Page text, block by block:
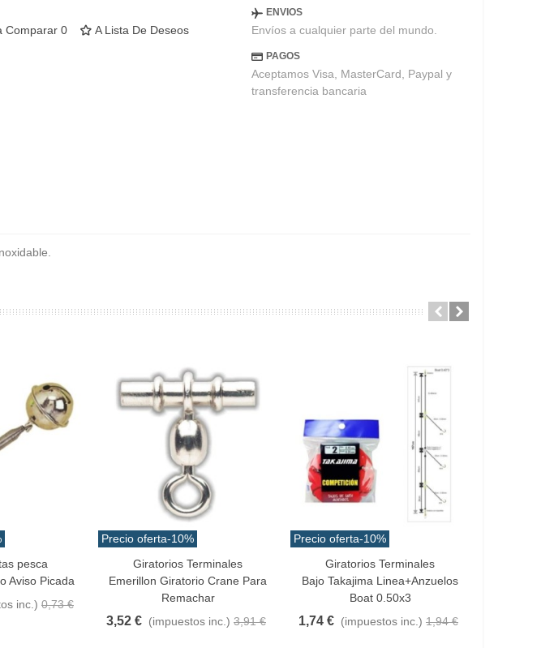
Comparar 0 A Lista De Deseos
ENVIOS
Envíos a cualquier parte del mundo.
PAGOS
Aceptamos Visa, MasterCard, Paypal y
transferencia bancaria
pesca
Aviso Picada
inc.) 0,73 €
Precio oferta-10%
Favorito
Giratorios Terminales
Emerillon Giratorio Crane Para
Remachar
3,52 € (impuestos inc.) 3,91 €
Precio oferta-10%
Añadir Al Carrito
Giratorios Terminales
Bajo Takajima Linea+anzuelos
Boat 0.50x3
1,74 € (impuestos inc.) 1,94 €